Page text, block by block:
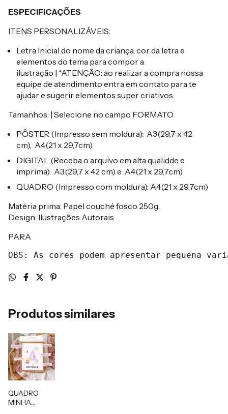
ESPECIFICAÇÕES
ITENS PERSONALIZÁVEIS:
Letra Inicial do nome da criança, cor da letra e
elementos do tema para compor a
ilustração | *ATENÇÃO: ao realizar a compra nossa
equipe de atendimento entra em contato para te
ajudar e sugerir elementos super criativos.
Tamanhos: | Selecione no campo FORMATO
PÔSTER (Impresso sem moldura): A3(29,7 x 42
cm), A4(21 x 29,7cm)
DIGITAL (Receba o arquivo em alta qualidde e
imprima): A3(29,7 x 42 cm) e A4(21 x 29,7cm)
QUADRO (Impresso com moldura): A4(21 x 29,7cm)
Matéria prima: Papel couché fosco 250g.
Design: Ilustrações Autorais
PARA
OBS: As cores podem apresentar pequena
Produtos similares
QUADRO
MINHA